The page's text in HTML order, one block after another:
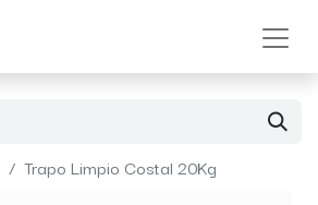
Trapo Limpio Costal 20Kg